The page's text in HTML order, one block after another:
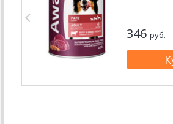
346 руб.